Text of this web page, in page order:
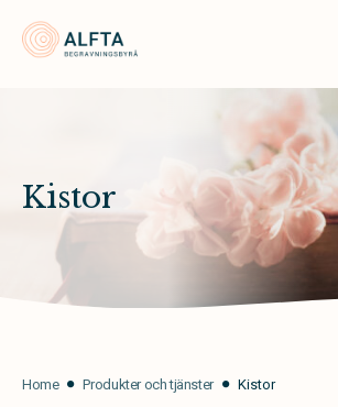
Kistor
Home Produkter och tjänster Kistor